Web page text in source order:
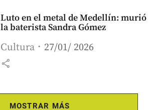
Luto en el metal de Medellín: murió
la baterista Sandra Gómez
Cultura 27/01/ 2026
share
MOSTRAR MÁS